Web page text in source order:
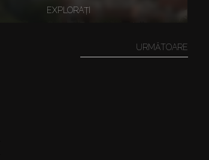
EXPLORAȚI
URMĂTOARE